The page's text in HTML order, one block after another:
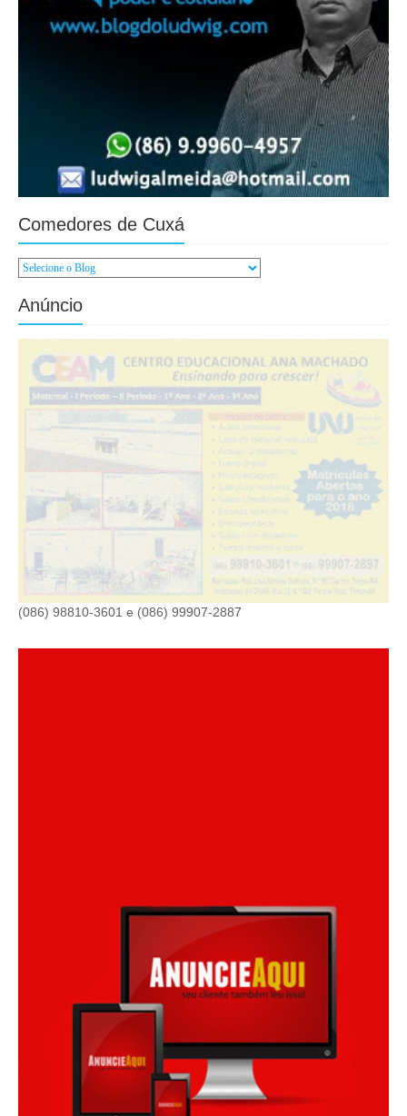
Comedores de Cuxá
Anúncio
(086) 98810-3601 e (086) 99907-2887